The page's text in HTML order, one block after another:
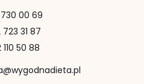
00 69
723 31 87
110 50 88